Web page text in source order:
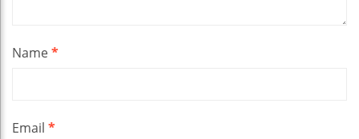
Name*
Email *